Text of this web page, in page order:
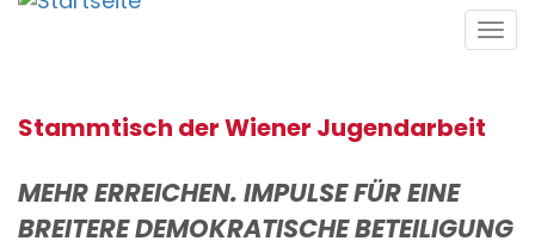
Direkt
Stammtisch der Wiener Jugendarbeit
MEHR ERREICHEN. IMPULSE FÜR EINE
BREITERE DEMOKRATISCHE BETEILIGUNG